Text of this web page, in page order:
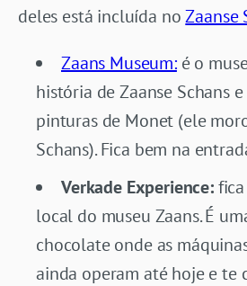
deles está incluída noZaanse
Zaans Museum:é o
história de Zaanse Schans
pinturas de Monet (ele
Schans). Fica bem na
Verkade Experience:fica
local do museu Zaans. É
chocolate onde as
ainda operam até hoje e te